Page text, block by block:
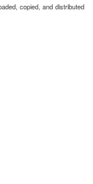
copied, and distributed